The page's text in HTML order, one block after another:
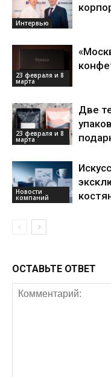
Интервью
23 февраля и 8
марта
23 февраля и 8
марта
Две
Новости
компаний
ОСТАВЬТЕ ОТВЕТ